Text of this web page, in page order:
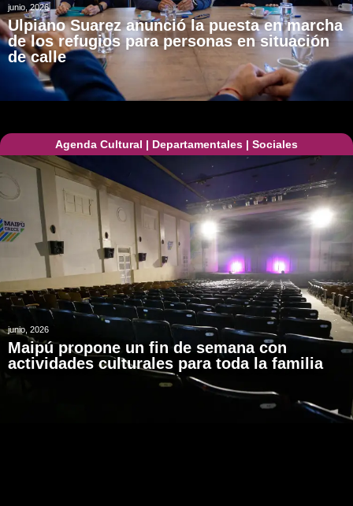
junio, 2026
Ulpiano Suarez anunció la puesta en marcha
de los refugios para personas en situación
de calle
Agenda Cultural | Departamentales | Sociales
junio, 2026
Maipú propone un fin de semana con
actividades culturales para toda la familia